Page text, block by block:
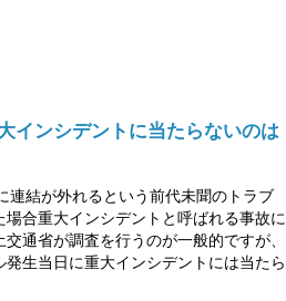
インシデントに当たらないのは
連結が外れるという前代未聞のトラブ
合重大インシデントと呼ばれる事故に
通省が調査を行うのが一般的ですが、
生当日に重大インシデントには当たら